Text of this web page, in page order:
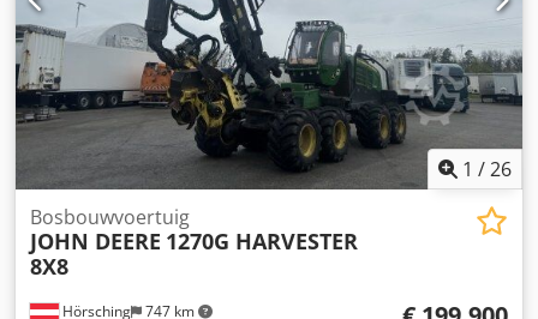
1 /26
Hörsching 747 km
Bosbouwvoertuig
JOHN DEERE 1270G HARVESTER
8X8